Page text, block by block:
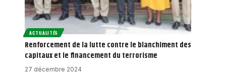
ACTUALITÉS
Renforcement de la lutte contre le blanchiment des
capitaux et le financement du terrorisme
27 décembre 2024